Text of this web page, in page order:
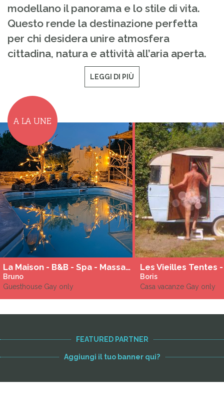
modellano il panorama e lo stile di vita.
Questo rende la destinazione perfetta
per chi desidera unire atmosfera
cittadina, natura e attività all’aria aperta.
LEGGI DI PIÙ
A LA UNE
La Maison - B&B - Spa - Massage
Bruno
Guesthouse Gay only
Boris
Casa vacanze Gay only
FEATURED PARTNER
Aggiungi il tuo banner qui?